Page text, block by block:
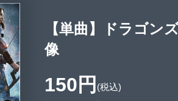
【単曲】ドラゴン
像
150円 (税込)